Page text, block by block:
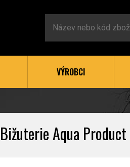
VÝROBCI
Bižuterie Aqua Product